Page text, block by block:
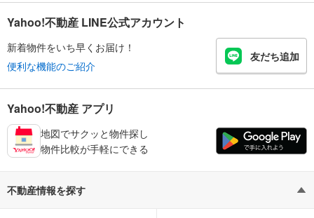
Yahoo!不動産 LINE公式アカウント
新着物件をいち早くお届け！
便利な機能のご紹介
友だち追加
Yahoo!不動産 アプリ
地図でサクッと物件探し
物件比較が手軽にできる
不動産情報を探す